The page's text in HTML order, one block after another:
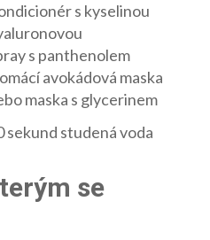
s kyselinou
s panthenolem
avokádová maska
maska s glycerinem
sekund studená voda
se